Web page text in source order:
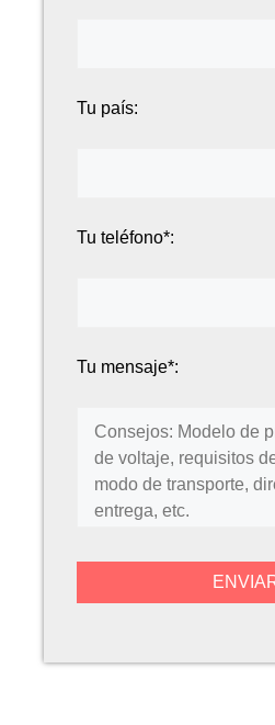
Tu país:
Tu teléfono*:
Tu mensaje*: